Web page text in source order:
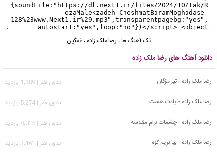
تک آهنگ ها، رضا ملک زاده ،غمگین
دانلود آهنگ های رضا ملک زاده
رضا ملک زاده - تیر مژگان
بدون نظر | 1,389 بازدید
رضا ملک زاده - یادت هست
بدون نظر | 5,274 بازدید
رضا ملک زاده - چشمات برام مقدسه
بدون نظر | 8,035 بازدید
رضا ملک زاده - بیا بریم کوه
بدون نظر | 3,161 بازدید